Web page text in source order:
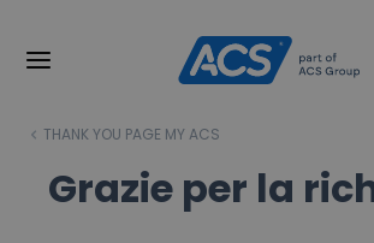
THANK YOU PAGE MY ACS
Grazie per la